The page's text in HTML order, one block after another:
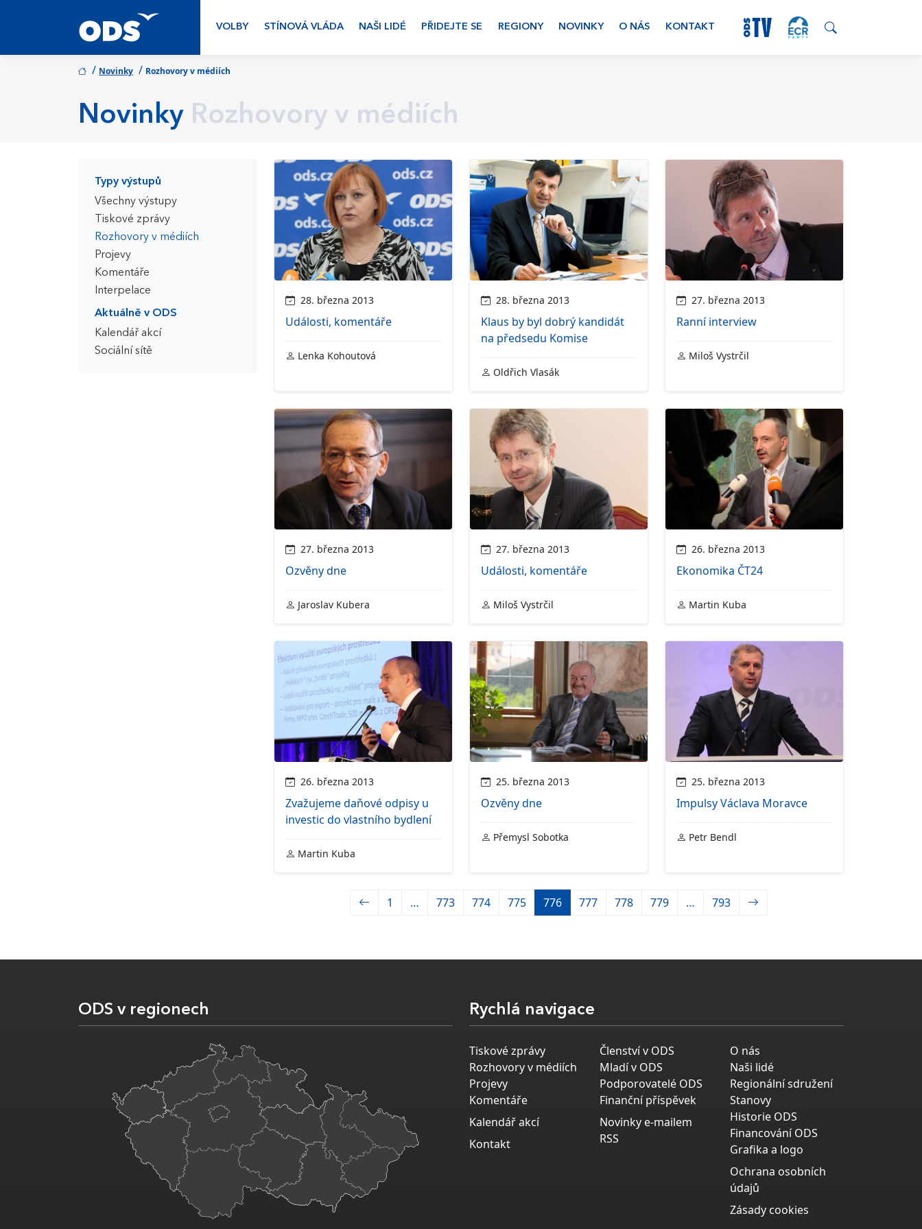
VOLBY STÍNOVÁ VLÁDA NAŠI LIDÉ PŘIDEJTE SE REGIONY NOVINKY O NÁS KONTAKT
/ Novinky / Rozhovory v médiích
Novinky Rozhovory v médiích
Typy výstupů
Všechny výstupy
Tiskové zprávy
Rozhovory v médiích
Projevy
Komentáře
Interpelace
Aktuálně v ODS
Kalendář akcí
Sociální sítě
28. března 2013
Události, komentáře
Lenka Kohoutová
28. března 2013
Klaus by byl dobrý kandidát
na předsedu Komise
Oldřich Vlasák
27. března 2013
Ranní interview
Miloš Vystrčil
27. března 2013
Ozvěny dne
Jaroslav Kubera
27. března 2013
Události, komentáře
Miloš Vystrčil
26. března 2013
Ekonomika ČT24
Martin Kuba
26. března 2013
Zvažujeme daňové odpisy u
investic do vlastního bydlení
Martin Kuba
25. března 2013
Ozvěny dne
Přemysl Sobotka
25. března 2013
Impulsy Václava Moravce
Petr Bendl
1 … 773 774 775 776 777 778 779 … 793
ODS v regionech Rychlá navigace
Tiskové zprávy
Rozhovory v médiích
Projevy
Komentáře
Kalendář akcí
Kontakt
Členství v ODS
Mladí v ODS
Podporovatelé ODS
Finanční příspěvek
Novinky e-mailem
RSS
O nás
Naši lidé
Regionální sdružení
Stanovy
Historie ODS
Financování ODS
Grafika a logo
Ochrana osobních
údajů
Zásady cookies